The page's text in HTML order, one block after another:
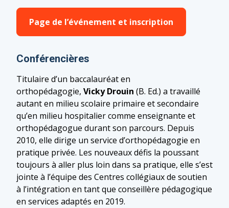
Page de l’événement et inscription
Conférencières
Titulaire d’un baccalauréat en
orthopédagogie, Vicky Drouin (B. Ed.) a travaillé
autant en milieu scolaire primaire et secondaire
qu’en milieu hospitalier comme enseignante et
orthopédagogue durant son parcours. Depuis
2010, elle dirige un service d’orthopédagogie en
pratique privée. Les nouveaux défis la poussant
toujours à aller plus loin dans sa pratique, elle s’est
jointe à l’équipe des Centres collégiaux de soutien
à l’intégration en tant que conseillère pédagogique
en services adaptés en 2019.